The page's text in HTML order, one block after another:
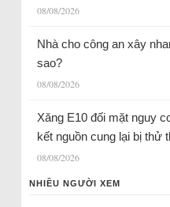
08/08/2026
Nhà cho công an xây
sao?
08/08/2026
Xăng E10 đối mặt nguy
kết nguồn cung lại bị thử
08/08/2026
NHIỀU NGƯỜI XEM